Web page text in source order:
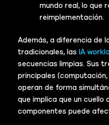
mundo real, lo que
reimplementación.
Además, a diferencia de
tradicionales, las IA
secuencias limpias. Sus
principales
operan de forma
que implica que un cuello
componentes puede